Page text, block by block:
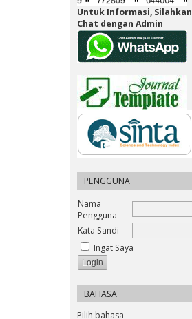
Untuk Informasi, Silahkan
Chat dengan Admin
PENGGUNA
Nama
Pengguna
Kata Sandi
Ingat Saya
BAHASA
Pilih bahasa